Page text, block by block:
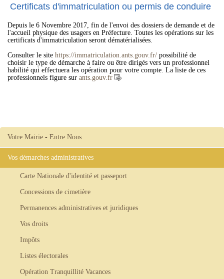
Certificats d'immatriculation ou permis de conduire
Depuis le 6 Novembre 2017, fin de l'envoi des dossiers de demande et de
l'accueil physique des usagers en Préfecture. Toutes les opérations sur les
certificats d'immatriculation seront dématérialisées.
Consulter le site https://immatriculation.ants.gouv.fr/ possibilité de
choisir le type de démarche à faire ou être dirigés vers un professionnel
habilité qui effectuera les opération pour votre compte. La liste de ces
professionnels figure sur ants.gouv.fr
Votre Mairie - Entre Nous
Vos démarches administratives
Carte Nationale d'identité et passeport
Concessions de cimetière
Permanences administratives et juridiques
Vos droits
Impôts
Listes électorales
Opération Tranquillité Vacances